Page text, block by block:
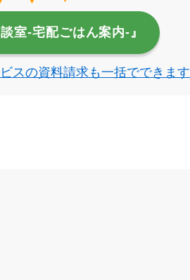
室‐宅配ごはん案内‐』
スの資料請求も一括でできます